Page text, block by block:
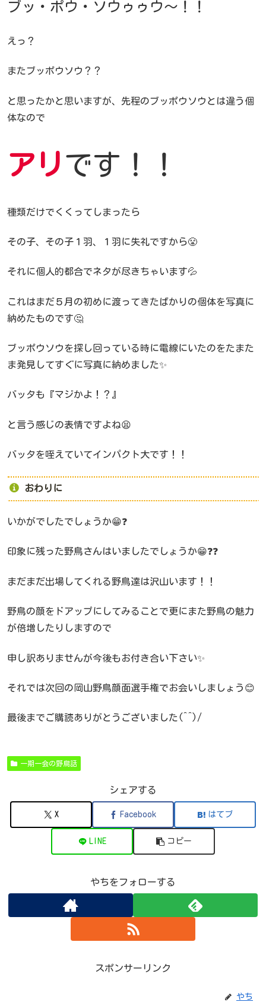
ブッ・ポウ・ソウゥゥウ～！！
えっ？
またブッポウソウ？？
と思ったかと思いますが、先程のブッポウソウとは違う個
体なので
アリ です！！
種類だけでくくってしまったら
その子、その子１羽、１羽に失礼ですから😤
それに個人的都合でネタが尽きちゃいます💦
これはまだ５月の初めに渡ってきたばかりの個体を写真に
納めたものです🤔
ブッポウソウを探し回っている時に電線にいたのをたまた
ま発見してすぐに写真に納めました✨
バッタも『マジかよ！？』
と言う感じの表情ですよね😫
バッタを咥えていてインパクト大です！！
おわりに
いかがでしたでしょうか😁❓
印象に残った野鳥さんはいましたでしょうか😁❓❓
まだまだ出場してくれる野鳥達は沢山います！！
野鳥の顔をドアップにしてみることで更にまた野鳥の魅力
が倍増したりしますので
申し訳ありませんが今後もお付き合い下さい✨
それでは次回の岡山野鳥顔面選手権でお会いしましょう😊
最後までご購読ありがとうございました(^^)/
一期一会の野鳥話
シェアする
X Facebook はてブ
LINE コピー
やちをフォローする
スポンサーリンク
やち